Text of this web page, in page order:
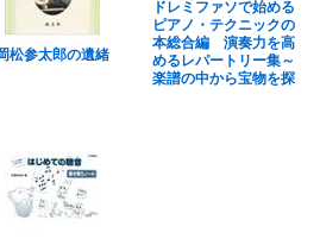
松参太郎の遺緒
ドレミファソで始める
ピアノ・テクニックの
本総合編 演奏力を高
めるレパートリー集～
楽譜の中から宝物を探